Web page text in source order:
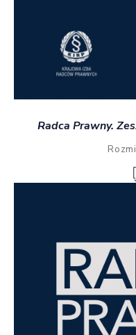
Radca Prawny.